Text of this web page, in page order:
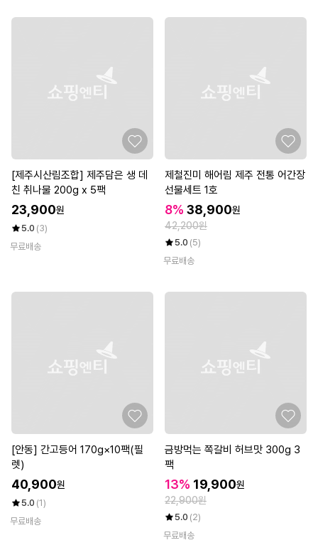
[제주시산림조합] 제주담은 생 데
친 취나물 200g x 5팩
23,900원
5.0 (3)
무료배송
제철진미 해어림 제주 전통 어간장
선물세트 1호
8% 38,900원
42,200원
5.0 (5)
무료배송
[안동] 간고등어 170g×10팩(필
렛)
40,900원
5.0 (1)
무료배송
금방먹는 쪽갈비 허브맛 300g 3
팩
13% 19,900원
22,900원
5.0 (2)
무료배송